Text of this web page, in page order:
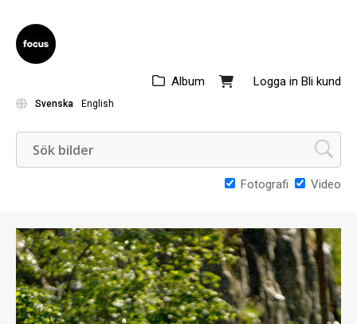
Logga in Bli kund
Album
Svenska English
Fotografi Video